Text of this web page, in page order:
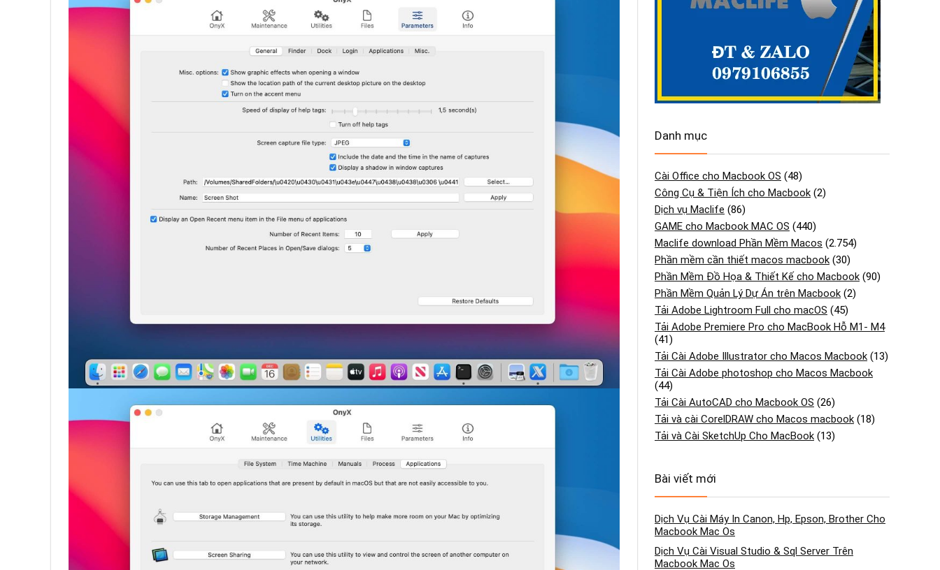
Danh mục
Cài Office cho Macbook OS (48)
Công Cụ & Tiện Ích cho Macbook (2)
Dịch vụ Maclife (86)
GAME cho Macbook MAC OS (440)
Maclife download Phần Mềm Macos (2.754)
Phần mềm cần thiết macos macbook (30)
Phần Mềm Đồ Họa & Thiết Kế cho Macbook (90)
Phần Mềm Quản Lý Dự Án trên Macbook (2)
Tải Adobe Lightroom Full cho macOS (45)
Tải Adobe Premiere Pro cho MacBook Hỗ M1- M4
(41)
Tải Cài Adobe Illustrator cho Macos Macbook (13)
Tải Cài Adobe photoshop cho Macos Macbook
(44)
Tải Cài AutoCAD cho Macbook OS (26)
Tải và cài CorelDRAW cho Macos macbook (18)
Tải và Cài SketchUp Cho MacBook (13)
Bài viết mới
Dịch Vụ Cài Máy In Canon, Hp, Epson, Brother Cho
Macbook Mac Os
Dịch Vụ Cài Visual Studio & Sql Server Trên
Macbook Mac Os